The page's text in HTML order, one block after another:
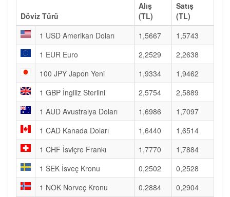
Döviz Türü
Alış
(TL)
Satış
(TL)
1 USD Amerikan Doları
1,5667
1,5743
1 EUR Euro
2,2529
2,2638
100 JPY Japon Yeni
1,9334
1,9462
1 GBP İngiliz Sterlini
2,5754
2,5889
1 AUD Avustralya Doları
1,6986
1,7097
1 CAD Kanada Doları
1,6440
1,6514
1 CHF İsviçre Frankı
1,7770
1,7884
1 SEK İsveç Kronu
0,2502
0,2528
1 NOK Norveç Kronu
0,2884
0,2904